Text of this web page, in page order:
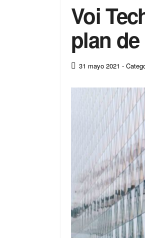
Voi
plan
31 mayo 2021 -